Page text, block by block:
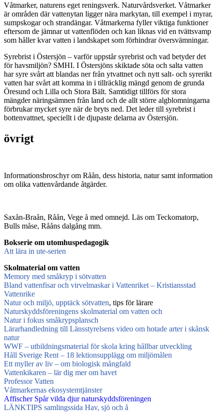
Våtmarker, naturens eget reningsverk. Naturvårdsverket. Våtmarker
är områden där vattenytan ligger nära markytan, till exempel i myrar,
sumpskogar och strandängar. Våtmarkerna fyller viktiga funktioner
eftersom de jämnar ut vattenflöden och kan liknas vid en tvättsvamp
som håller kvar vatten i landskapet som förhindrar översvämningar.
Syrebrist i Östersjön – varför uppstår syrebrist och vad betyder det
för havsmiljön? SMHI. I Östersjöns skiktade söta och salta vatten
har syre svårt att blandas ner från ytvattnet och nytt salt- och syrerikt
vatten har svårt att komma in i tillräcklig mängd genom de grunda
Öresund och Lilla och Stora Bält. Samtidigt tillförs för stora
mängder näringsämnen från land och de allt större algblomningarna
förbrukar mycket syre när de bryts ned. Det leder till syrebrist i
bottenvattnet, speciellt i de djupaste delarna av Östersjön.
övrigt
Informationsbroschyr om Råån, dess historia, natur samt information
om olika vattenvårdande åtgärder.
Saxån-Braån, Råån, Vege å med omnejd. Läs om Teckomatorp,
Bulls måse, Rååns dalgång mm.
Bokserie om utomhuspedagogik
Att lära in ute-serien
Skolmaterial om vatten
Memory med småkryp i sötvatten
Bland vattenfisar och virvelmaskar i Vattenriket – Kristiansstad
Vattenrike
Natur och miljö, upptäck sötvatten, tips för lärare
Naturskyddsföreningens skolmaterial om vatten och
Natur i fokus småkrypsplansch
Lärarhandledning till Länsstyrelsens video om hotade arter i skånsk
natur
WWF – utbildningsmaterial för skola kring hållbar utveckling
Håll Sverige Rent – 18 lektionsupplägg om miljömålen
Ett myller av liv – om biologisk mångfald
Vattenkikaren – lär dig mer om havet
Professor Vatten
Våtmarkernas ekosystemtjänster
Affischer Spår vilda djur naturskyddsföreningen
LÄNKTIPS samlingssida Hav, sjö och å